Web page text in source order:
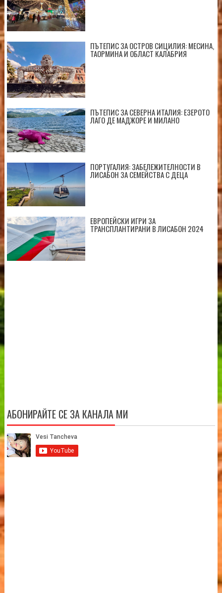
ПЪТЕПИС ЗА ОСТРОВ СИЦИЛИЯ: МЕСИНА,
ТАОРМИНА И ОБЛАСТ КАЛАБРИЯ
ПЪТЕПИС ЗА СЕВЕРНА ИТАЛИЯ: ЕЗЕРОТО
ЛАГО ДЕ МАДЖОРЕ И МИЛАНО
ПОРТУГАЛИЯ: ЗАБЕЛЕЖИТЕЛНОСТИ В
ЛИСАБОН ЗА СЕМЕЙСТВА С ДЕЦА
ЕВРОПЕЙСКИ ИГРИ ЗА
ТРАНСПЛАНТИРАНИ В ЛИСАБОН 2024
АБОНИРАЙТЕ СЕ ЗА КАНАЛА МИ